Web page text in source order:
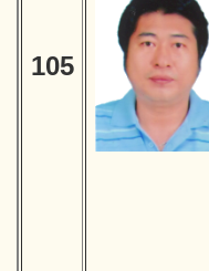
105